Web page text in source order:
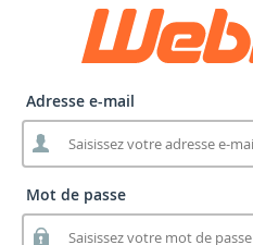
Adresse e-mail
Mot de passe